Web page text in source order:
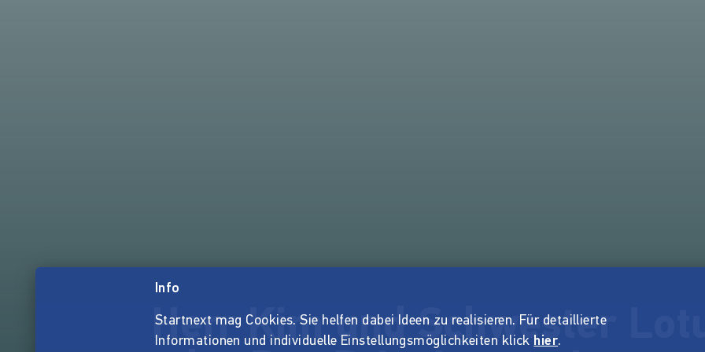
Herr Kim und Schwester
Info
Startnext mag Cookies. Sie helfen dabei Ideen zu realisieren. Für detaillierte
Informationen und individuelle Einstellungsmöglichkeiten klick hier.